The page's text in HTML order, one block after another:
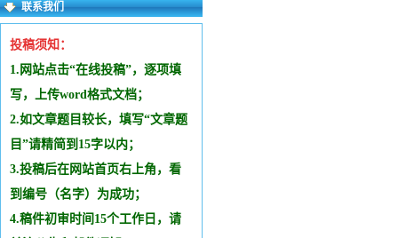
联系我们
投稿须知：
1.网站点击“在线投稿”，逐项填
写，上传word格式文档；
2.如文章题目较长，填写“文章题
目”请精简到15字以内；
3.投稿后在网站首页右上角，看
到编号（名字）为成功；
4.稿件初审时间15个工作日，请